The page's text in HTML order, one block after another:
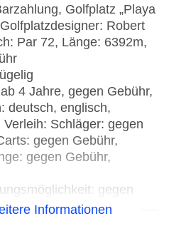
Januar - Dezember,
All Inclusive inklusive
Golfplatz „Playa
Robert
Par 72, Länge: 6392m,
4 Jahre, gegen Gebühr,
deutsch, englisch,
Schläger: gegen
gegen Gebühr,
gegen Gebühr,
gegen
Schlägerreinigung:
Informationen